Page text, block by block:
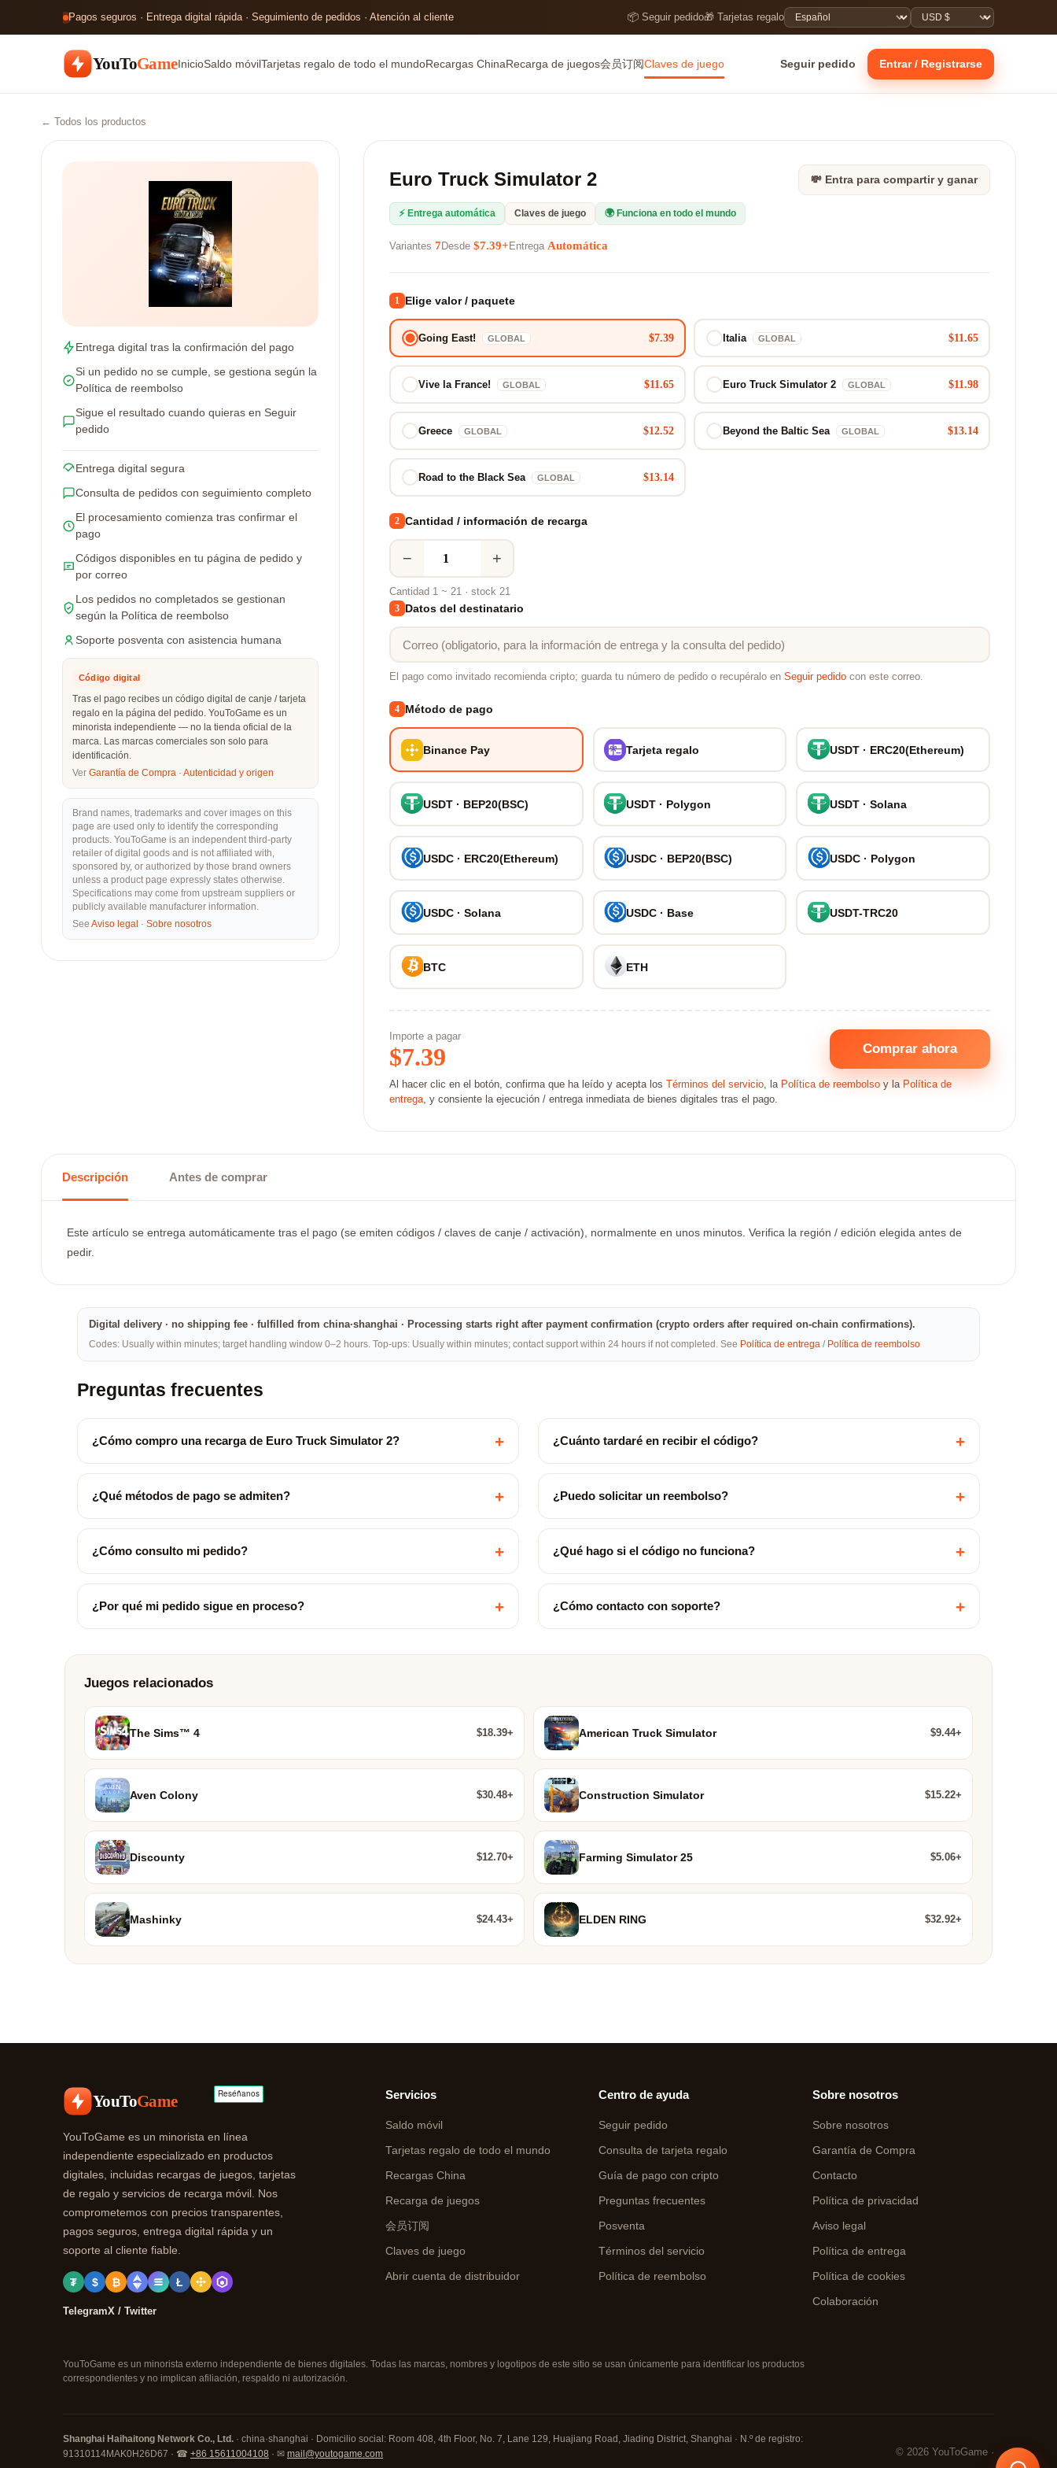
Pagos seguros · Entrega digital rápida · Seguimiento de pedidos · Atención al cliente 📦 Seguir pedido🎁 Tarjetas regalo
YouToGameInicioSaldo móvilTarjetas regalo de todo el mundoRecargas ChinaRecarga de juegos会员订阅Claves de juego Seguir pedido Entrar / Registrarse
← Todos los productos
Entrega digital tras la confirmación del pago
Si un pedido no se cumple, se gestiona según la
Política de reembolso
Sigue el resultado cuando quieras en Seguir
pedido
Entrega digital segura
Consulta de pedidos con seguimiento completo
El procesamiento comienza tras confirmar el
pago
Códigos disponibles en tu página de pedido y
por correo
Los pedidos no completados se gestionan
según la Política de reembolso
Soporte posventa con asistencia humana
Código digital
Tras el pago recibes un código digital de canje / tarjeta
regalo en la página del pedido. YouToGame es un
minorista independiente — no la tienda oficial de la
marca. Las marcas comerciales son solo para
identificación.
Ver Garantía de Compra · Autenticidad y origen
Brand names, trademarks and cover images on this
page are used only to identify the corresponding
products. YouToGame is an independent third-party
retailer of digital goods and is not affiliated with,
sponsored by, or authorized by those brand owners
unless a product page expressly states otherwise.
Specifications may come from upstream suppliers or
publicly available manufacturer information.
See Aviso legal · Sobre nosotros
💸 Entra para compartir y ganar
Euro Truck Simulator 2
⚡ Entrega automática Claves de juego 🌍 Funciona en todo el mundo
Variantes 7Desde $7.39+ Entrega Automática
1 Elige valor / paquete
Going East! GLOBAL $7.39 Italia GLOBAL $11.65
Vive la France! GLOBAL $11.65 Euro Truck Simulator 2 GLOBAL $11.98
Greece GLOBAL $12.52 Beyond the Baltic Sea GLOBAL $13.14
Road to the Black Sea GLOBAL $13.14
2 Cantidad / información de recarga
− +
Cantidad 1 ~ 21 · stock 21
3 Datos del destinatario
El pago como invitado recomienda cripto; guarda tu número de pedido o recupéralo en Seguir pedido con este correo.
4 Método de pago
Binance Pay Tarjeta regalo USDT · ERC20(Ethereum)
USDT · BEP20(BSC) USDT · Polygon USDT · Solana
USDC · ERC20(Ethereum) USDC · BEP20(BSC) USDC · Polygon
USDC · Solana USDC · Base USDT-TRC20
BTC ETH
Importe a pagar
$7.39 Comprar ahora
Al hacer clic en el botón, confirma que ha leído y acepta los Términos del servicio, la Política de reembolso y la Política de
entrega, y consiente la ejecución / entrega inmediata de bienes digitales tras el pago.
Descripción Antes de comprar
Este artículo se entrega automáticamente tras el pago (se emiten códigos / claves de canje / activación), normalmente en unos minutos. Verifica la región / edición elegida antes de
pedir.
Digital delivery · no shipping fee · fulfilled from china·shanghai · Processing starts right after payment confirmation (crypto orders after required on-chain confirmations).
Codes: Usually within minutes; target handling window 0–2 hours. Top-ups: Usually within minutes; contact support within 24 hours if not completed. See Política de entrega / Política de reembolso
Preguntas frecuentes
¿Cómo compro una recarga de Euro Truck Simulator 2? + ¿Cuánto tardaré en recibir el código? +
¿Qué métodos de pago se admiten? + ¿Puedo solicitar un reembolso? +
¿Cómo consulto mi pedido? + ¿Qué hago si el código no funciona? +
¿Por qué mi pedido sigue en proceso? + ¿Cómo contacto con soporte? +
Juegos relacionados
The Sims™ 4 $18.39+ American Truck Simulator $9.44+
Aven Colony $30.48+ Construction Simulator $15.22+
Discounty $12.70+ Farming Simulator 25 $5.06+
Mashinky $24.43+ ELDEN RING $32.92+
YouToGame
YouToGame es un minorista en línea
independiente especializado en productos
digitales, incluidas recargas de juegos, tarjetas
de regalo y servicios de recarga móvil. Nos
comprometemos con precios transparentes,
pagos seguros, entrega digital rápida y un
soporte al cliente fiable.
₮ $ ₿ Ł
TelegramX / Twitter
Servicios
Saldo móvil
Tarjetas regalo de todo el mundo
Recargas China
Recarga de juegos
会员订阅
Claves de juego
Abrir cuenta de distribuidor
Centro de ayuda
Seguir pedido
Consulta de tarjeta regalo
Guía de pago con cripto
Preguntas frecuentes
Posventa
Términos del servicio
Política de reembolso
Sobre nosotros
Sobre nosotros
Garantía de Compra
Contacto
Política de privacidad
Aviso legal
Política de entrega
Política de cookies
Colaboración
YouToGame es un minorista externo independiente de bienes digitales. Todas las marcas, nombres y logotipos de este sitio se usan únicamente para identificar los productos
correspondientes y no implican afiliación, respaldo ni autorización.
Shanghai Haihaitong Network Co., Ltd. · china·shanghai · Domicilio social: Room 408, 4th Floor, No. 7, Lane 129, Huajiang Road, Jiading District, Shanghai · N.º de registro:
91310114MAK0H26D67 · ☎ +86 15611004108 · ✉ mail@youtogame.com © 2026 YouToGame ·